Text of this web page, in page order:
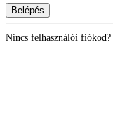
Belépés
Nincs felhasználói fiókod?